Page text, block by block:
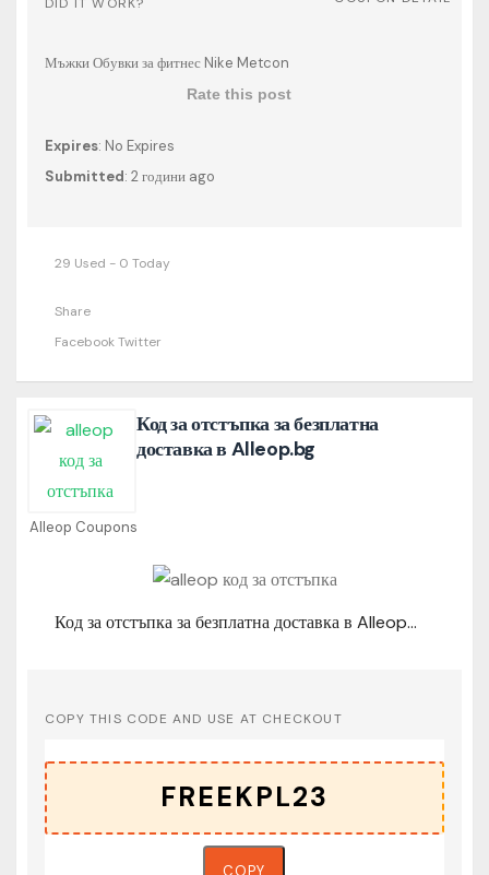
Мъжки Обувки за фитнес Nike Metcon
Rate this post
Expires: No Expires
Submitted: 2 години ago
29 Used - 0 Today
Share
FacebookTwitter
Alleop Coupons
Код за отстъпка за безплатна
доставка в Alleop.bg
Код за отстъпка за безплатна доставка в Alleop.bg
COPY THIS CODE AND USE AT CHECKOUT
COPY